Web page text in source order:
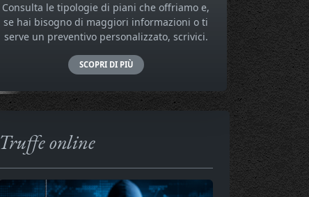
Consulta le tipologie di piani che offriamo e,
se hai bisogno di maggiori informazioni o ti
serve un preventivo personalizzato, scrivici.
SCOPRI DI PIÙ
Truffe online